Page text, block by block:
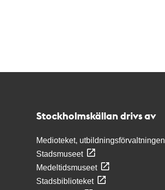
Stockholmskällan drivs av
Medioteket, utbildningsförvaltningen
Stadsmuseet
Medeltidsmuseet
Stadsbiblioteket